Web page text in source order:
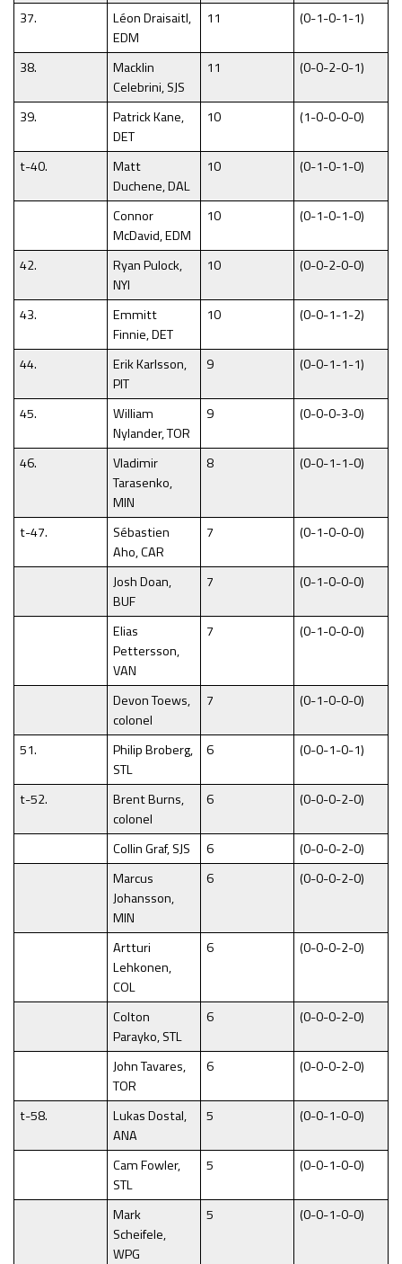
37.
Léon Draisaitl,
EDM
11 (0-1-0-1-1)
38.
Macklin
Celebrini, SJS
11 (0-0-2-0-1)
39.
Patrick Kane,
DET
10 (1-0-0-0-0)
t-40.
Matt
Duchene, DAL
10 (0-1-0-1-0)
Connor
McDavid, EDM
10 (0-1-0-1-0)
42.
Ryan Pulock,
NYI
10 (0-0-2-0-0)
43.
Emmitt
Finnie, DET
10 (0-0-1-1-2)
44.
Erik Karlsson,
PIT
9 (0-0-1-1-1)
45.
William
Nylander, TOR
9 (0-0-0-3-0)
46.
Vladimir
Tarasenko,
MIN
8 (0-0-1-1-0)
t-47.
Sébastien
Aho, CAR
7 (0-1-0-0-0)
Josh Doan,
BUF
7 (0-1-0-0-0)
Elias
Pettersson,
VAN
7 (0-1-0-0-0)
Devon Toews,
colonel
7 (0-1-0-0-0)
51.
Philip Broberg,
STL
6 (0-0-1-0-1)
t-52.
Brent Burns,
colonel
6 (0-0-0-2-0)
Collin Graf, SJS 6
(0-0-0-2-0)
Marcus
Johansson,
MIN
6 (0-0-0-2-0)
Artturi
Lehkonen,
COL
6 (0-0-0-2-0)
Colton
Parayko, STL
6 (0-0-0-2-0)
John Tavares,
TOR
6 (0-0-0-2-0)
t-58.
Lukas Dostal,
ANA
5 (0-0-1-0-0)
Cam Fowler,
STL
5 (0-0-1-0-0)
Mark
Scheifele,
WPG
5 (0-0-1-0-0)